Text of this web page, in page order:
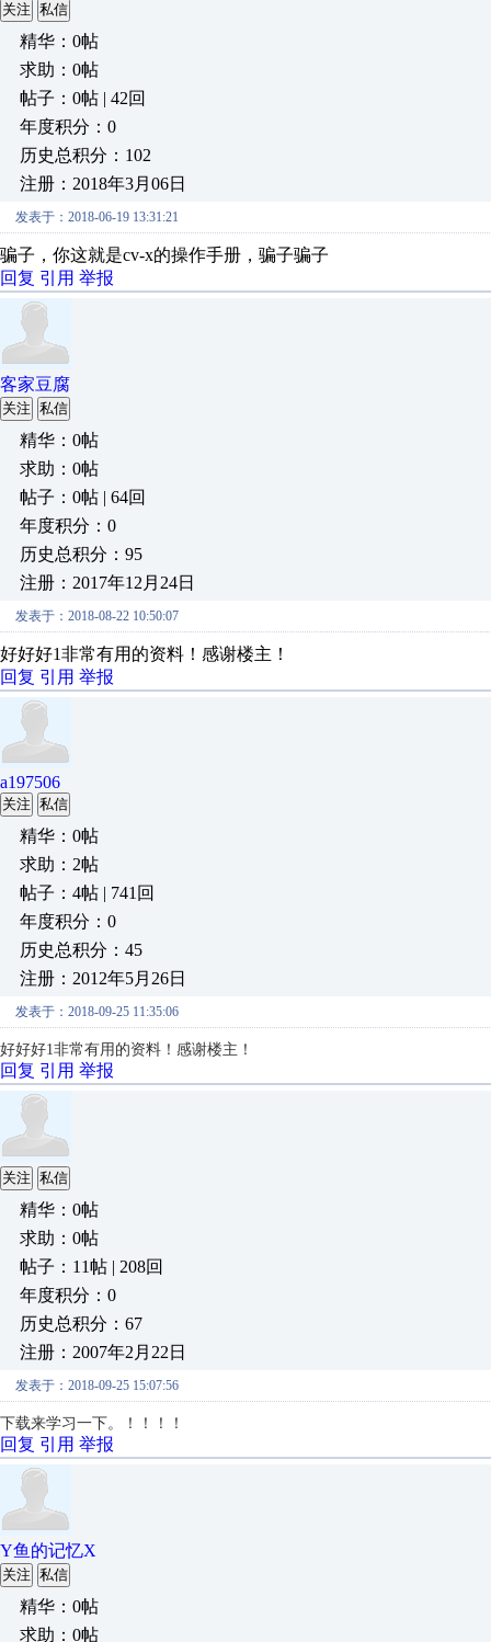
关注 私信
精华：0帖
求助：0帖
帖子：0帖 | 42回
年度积分：0
历史总积分：102
注册：2018年3月06日
发表于：2018-06-19 13:31:21
骗子，你这就是cv-x的操作手册，骗子骗子
回复 引用 举报
客家豆腐
关注 私信
精华：0帖
求助：0帖
帖子：0帖 | 64回
年度积分：0
历史总积分：95
注册：2017年12月24日
发表于：2018-08-22 10:50:07
好好好1非常有用的资料！感谢楼主！
回复 引用 举报
a197506
关注 私信
精华：0帖
求助：2帖
帖子：4帖 | 741回
年度积分：0
历史总积分：45
注册：2012年5月26日
发表于：2018-09-25 11:35:06
好好好1非常有用的资料！感谢楼主！
回复 引用 举报
关注 私信
精华：0帖
求助：0帖
帖子：11帖 | 208回
年度积分：0
历史总积分：67
注册：2007年2月22日
发表于：2018-09-25 15:07:56
下载来学习一下。！！！！
回复 引用 举报
Y鱼的记忆X
关注 私信
精华：0帖
求助：0帖